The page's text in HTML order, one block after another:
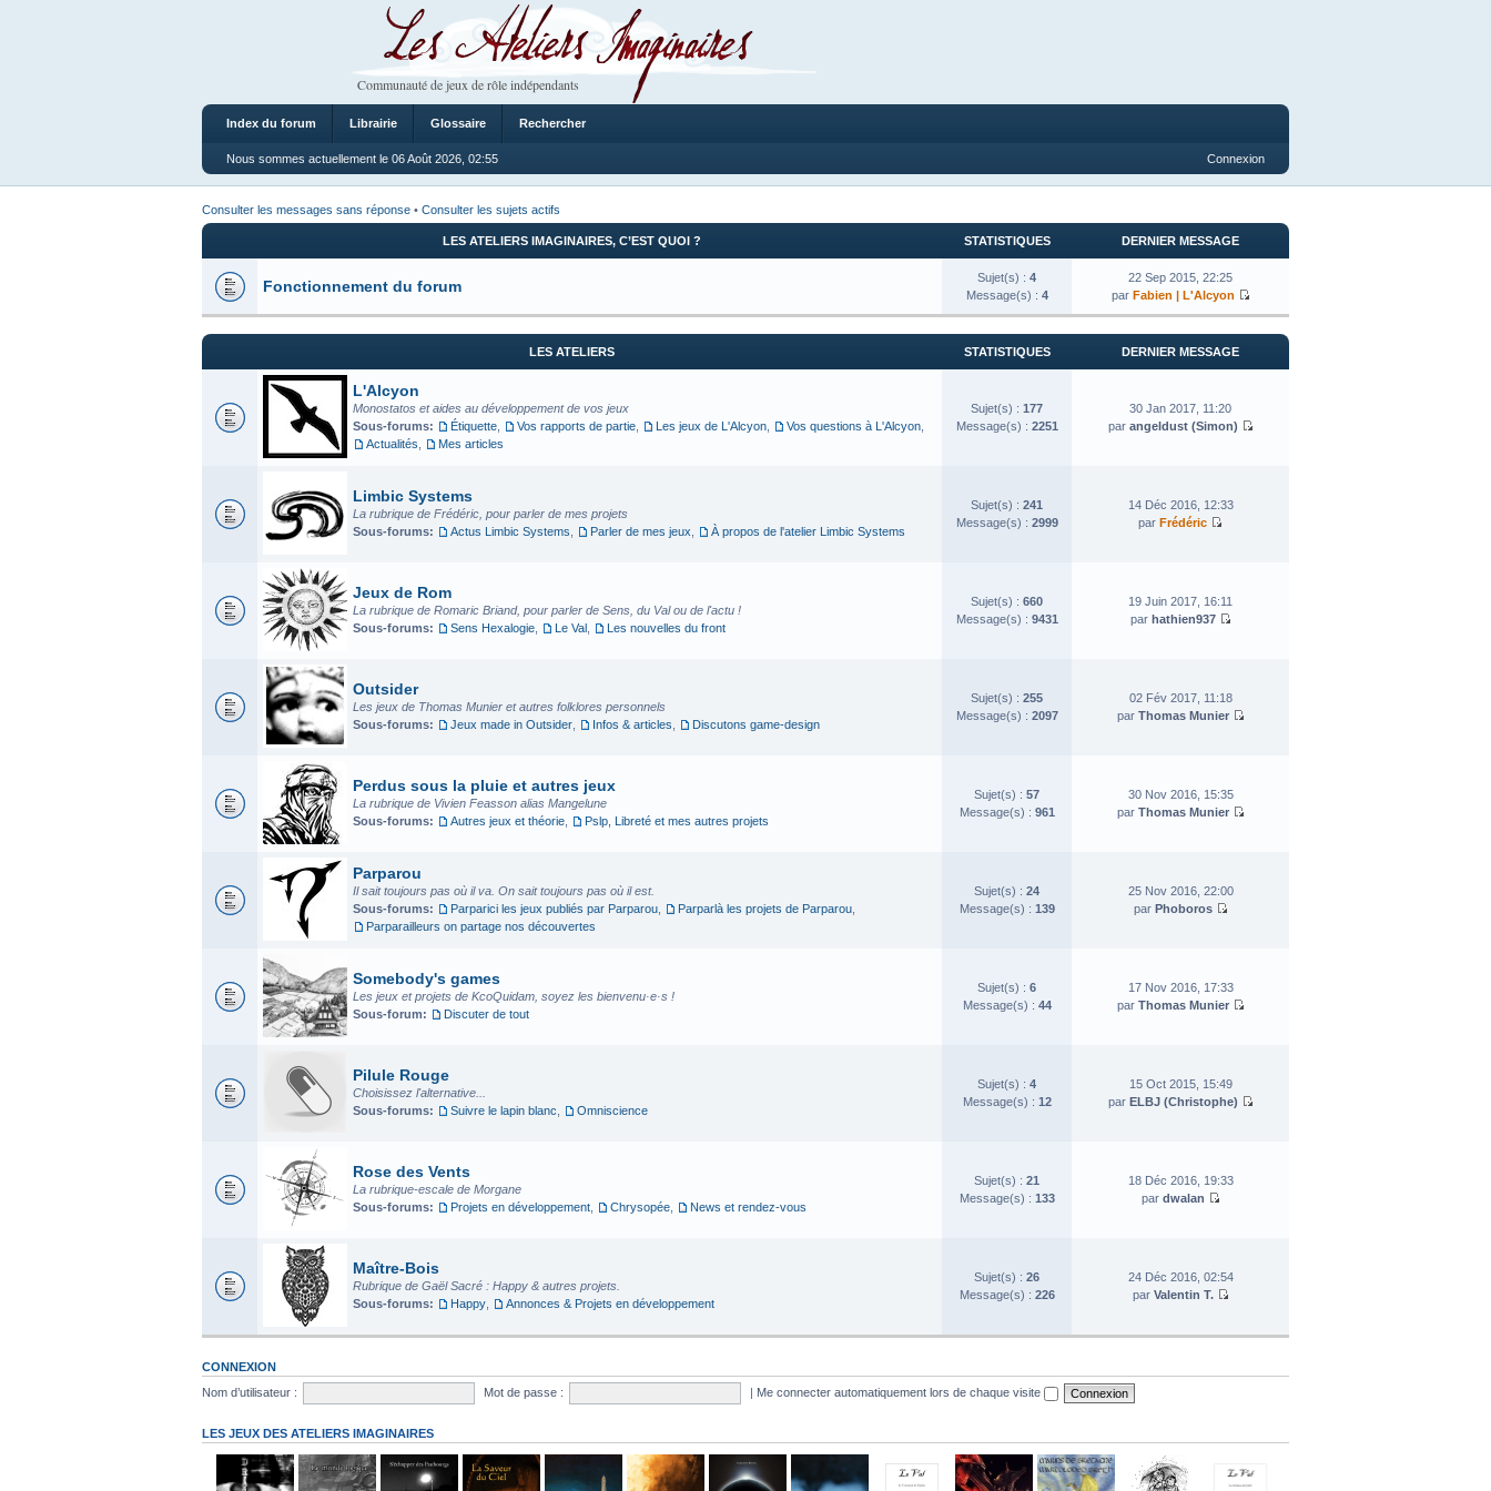
Les Ateliers Imaginaires
Communauté de jeux de rôle indépendants
Index du forum Librairie Glossaire Rechercher
Nous sommes actuellement le 06 Août 2026, 02:55 Connexion
Consulter les messages sans réponse • Consulter les sujets actifs
LES ATELIERS IMAGINAIRES, C’EST QUOI ? STATISTIQUES DERNIER MESSAGE
Fonctionnement du forum Sujet(s) : 4
Message(s) : 4
22 Sep 2015, 22:25
par Fabien | L'Alcyon
LES ATELIERS STATISTIQUES DERNIER MESSAGE
L'Alcyon
Monostatos et aides au développement de vos jeux
Sous-forums:
Étiquette Vos rapports de partie Les jeux de L'Alcyon Vos questions à L'Alcyon
Actualités
Mes articles
Sujet(s) : 177
Message(s) : 2251
30 Jan 2017, 11:20
par angeldust (Simon)
Limbic Systems
La rubrique de Frédéric, pour parler de mes projets
Sous-forums:
Actus Limbic Systems Parler de mes jeux À propos de l'atelier Limbic Systems
Sujet(s) : 241
Message(s) : 2999
14 Déc 2016, 12:33
par Frédéric
Jeux de Rom
La rubrique de Romaric Briand, pour parler de Sens, du Val ou de l'actu !
Sous-forums:
Sens Hexalogie Le Val Les nouvelles du front
Sujet(s) : 660
Message(s) : 9431
19 Juin 2017, 16:11
par hathien937
Outsider
Les jeux de Thomas Munier et autres folklores personnels
Sous-forums:
Jeux made in Outsider Infos & articles Discutons game-design
Sujet(s) : 255
Message(s) : 2097
02 Fév 2017, 11:18
par Thomas Munier
Perdus sous la pluie et autres jeux
La rubrique de Vivien Feasson alias Mangelune
Sous-forums:
Autres jeux et théorie Pslp, Libreté et mes autres projets
Sujet(s) : 57
Message(s) : 961
30 Nov 2016, 15:35
par Thomas Munier
Parparou
Il sait toujours pas où il va. On sait toujours pas où il est.
Sous-forums:
Parparici les jeux publiés par Parparou Parparlà les projets de Parparou
Parparailleurs on partage nos découvertes
Sujet(s) : 24
Message(s) : 139
25 Nov 2016, 22:00
par Phoboros
Somebody's games
Les jeux et projets de KcoQuidam, soyez les bienvenu·e·s !
Sous-forum:
Discuter de tout
Sujet(s) : 6
Message(s) : 44
17 Nov 2016, 17:33
par Thomas Munier
Pilule Rouge
Choisissez l'alternative...
Sous-forums:
Suivre le lapin blanc Omniscience
Sujet(s) : 4
Message(s) : 12
15 Oct 2015, 15:49
par ELBJ (Christophe)
Rose des Vents
La rubrique-escale de Morgane
Sous-forums:
Projets en développement Chrysopée News et rendez-vous
Sujet(s) : 21
Message(s) : 133
18 Déc 2016, 19:33
par dwalan
Maître-Bois
Rubrique de Gaël Sacré : Happy & autres projets.
Sous-forums:
Happy Annonces & Projets en développement
Sujet(s) : 26
Message(s) : 226
24 Déc 2016, 02:54
par Valentin T.
CONNEXION
Nom d’utilisateur :
Mot de passe : | Me connecter automatiquement lors de chaque visite
LES JEUX DES ATELIERS IMAGINAIRES